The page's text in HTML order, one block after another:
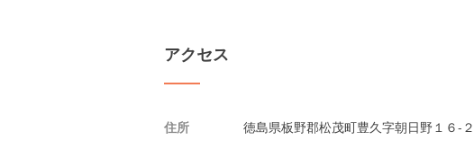
アクセス
住所 徳島県板野郡松茂町豊久字朝日野１６-２